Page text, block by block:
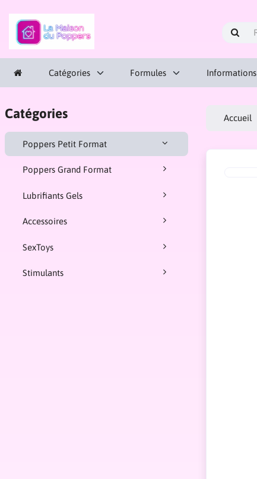
Catégories Formules Informations
Catégories
Poppers Petit Format
Poppers Grand Format
Lubrifiants Gels
Accessoires
SexToys
Stimulants
Accueil